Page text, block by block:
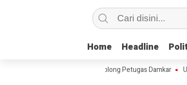
Home Headline
Home Headline
di Nunukan Minta Tolong Petugas Damkar Ujaran